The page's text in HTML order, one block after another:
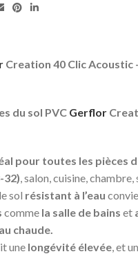
Creation 40 Clic Acoustic
du sol PVC Gerflor
pour toutes les pièces
32), salon, cuisine, chambre,
sol résistant à l’eau
comme la salle de bains et
chaude.
une longévité élevée, et